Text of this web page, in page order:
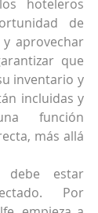
hoteleros
de
aprovechar
que
inventario y
incluidas y
función
más allá
debe estar
Por